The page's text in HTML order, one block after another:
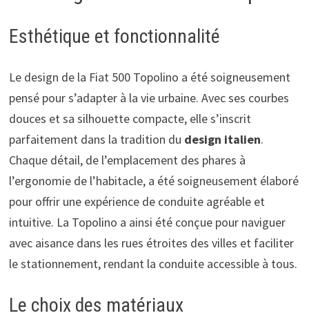
Esthétique et fonctionnalité
Le design de la Fiat 500 Topolino a été soigneusement
pensé pour s’adapter à la vie urbaine. Avec ses courbes
douces et sa silhouette compacte, elle s’inscrit
parfaitement dans la tradition du design italien.
Chaque détail, de l’emplacement des phares à
l’ergonomie de l’habitacle, a été soigneusement élaboré
pour offrir une expérience de conduite agréable et
intuitive. La Topolino a ainsi été conçue pour naviguer
avec aisance dans les rues étroites des villes et faciliter
le stationnement, rendant la conduite accessible à tous.
Le choix des matériaux